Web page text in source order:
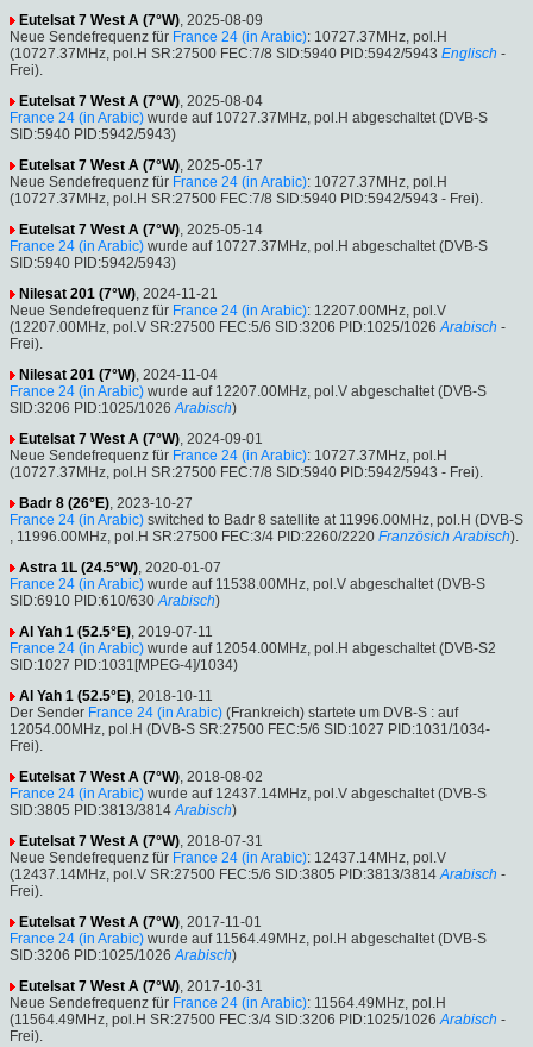
Eutelsat 7 West A (7°W), 2025-08-09
Neue Sendefrequenz für France 24 (in Arabic): 10727.37MHz, pol.H
(10727.37MHz, pol.H SR:27500 FEC:7/8 SID:5940 PID:5942/5943 Englisch -
Frei).
Eutelsat 7 West A (7°W), 2025-08-04
France 24 (in Arabic) wurde auf 10727.37MHz, pol.H abgeschaltet (DVB-S
SID:5940 PID:5942/5943)
Eutelsat 7 West A (7°W), 2025-05-17
Neue Sendefrequenz für France 24 (in Arabic): 10727.37MHz, pol.H
(10727.37MHz, pol.H SR:27500 FEC:7/8 SID:5940 PID:5942/5943 - Frei).
Eutelsat 7 West A (7°W), 2025-05-14
France 24 (in Arabic) wurde auf 10727.37MHz, pol.H abgeschaltet (DVB-S
SID:5940 PID:5942/5943)
Nilesat 201 (7°W), 2024-11-21
Neue Sendefrequenz für France 24 (in Arabic): 12207.00MHz, pol.V
(12207.00MHz, pol.V SR:27500 FEC:5/6 SID:3206 PID:1025/1026 Arabisch -
Frei).
Nilesat 201 (7°W), 2024-11-04
France 24 (in Arabic) wurde auf 12207.00MHz, pol.V abgeschaltet (DVB-S
SID:3206 PID:1025/1026 Arabisch)
Eutelsat 7 West A (7°W), 2024-09-01
Neue Sendefrequenz für France 24 (in Arabic): 10727.37MHz, pol.H
(10727.37MHz, pol.H SR:27500 FEC:7/8 SID:5940 PID:5942/5943 - Frei).
Badr 8 (26°E), 2023-10-27
France 24 (in Arabic) switched to Badr 8 satellite at 11996.00MHz, pol.H (DVB-S
, 11996.00MHz, pol.H SR:27500 FEC:3/4 PID:2260/2220 Französich Arabisch).
Astra 1L (24.5°W), 2020-01-07
France 24 (in Arabic) wurde auf 11538.00MHz, pol.V abgeschaltet (DVB-S
SID:6910 PID:610/630 Arabisch)
Al Yah 1 (52.5°E), 2019-07-11
France 24 (in Arabic) wurde auf 12054.00MHz, pol.H abgeschaltet (DVB-S2
SID:1027 PID:1031[MPEG-4]/1034)
Al Yah 1 (52.5°E), 2018-10-11
Der Sender France 24 (in Arabic) (Frankreich) startete um DVB-S : auf
12054.00MHz, pol.H (DVB-S SR:27500 FEC:5/6 SID:1027 PID:1031/1034-
Frei).
Eutelsat 7 West A (7°W), 2018-08-02
France 24 (in Arabic) wurde auf 12437.14MHz, pol.V abgeschaltet (DVB-S
SID:3805 PID:3813/3814 Arabisch)
Eutelsat 7 West A (7°W), 2018-07-31
Neue Sendefrequenz für France 24 (in Arabic): 12437.14MHz, pol.V
(12437.14MHz, pol.V SR:27500 FEC:5/6 SID:3805 PID:3813/3814 Arabisch -
Frei).
Eutelsat 7 West A (7°W), 2017-11-01
France 24 (in Arabic) wurde auf 11564.49MHz, pol.H abgeschaltet (DVB-S
SID:3206 PID:1025/1026 Arabisch)
Eutelsat 7 West A (7°W), 2017-10-31
Neue Sendefrequenz für France 24 (in Arabic): 11564.49MHz, pol.H
(11564.49MHz, pol.H SR:27500 FEC:3/4 SID:3206 PID:1025/1026 Arabisch -
Frei).